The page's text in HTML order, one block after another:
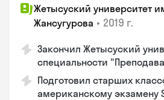
Жетысуский университет
Жансугурова • 2019 г.
Закончил Жетысуский
специальности
Подготовил старших
американскому экзамену